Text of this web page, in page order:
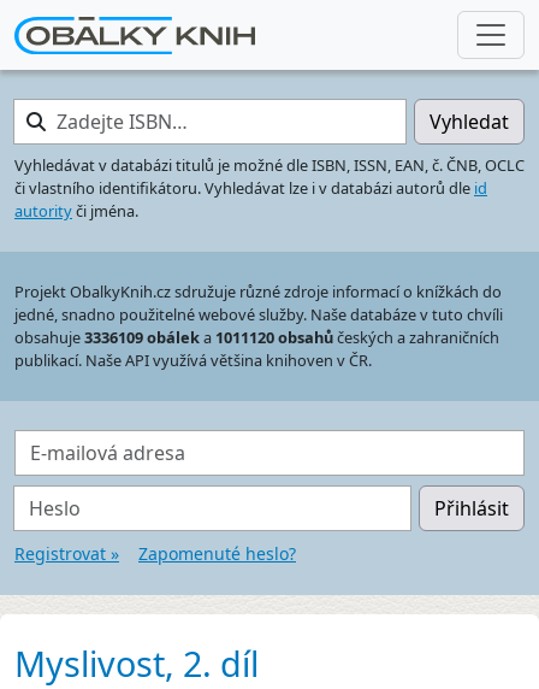
Zadejte ISBN… Vyhledat
Vyhledávat v databázi titulů je možné dle ISBN, ISSN, EAN, č. ČNB, OCLC
či vlastního identifikátoru. Vyhledávat lze i v databázi autorů dle id
autorityči jména.
Projekt ObalkyKnih.cz sdružuje různé zdroje informací o knížkách do
jedné, snadno použitelné webové služby. Naše databáze v tuto chvíli
obsahuje3336109 obáleka 1011120 obsahůčeských a zahraničních
publikací. Naše API využívá většina knihoven v ČR.
E-mailová adresa
Heslo Přihlásit
Registrovat » Zapomenuté heslo?
Myslivost, 2. díl